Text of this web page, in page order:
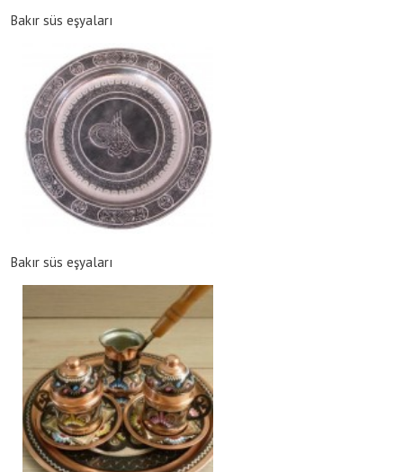
Bakır süs eşyaları
Bakır süs eşyaları